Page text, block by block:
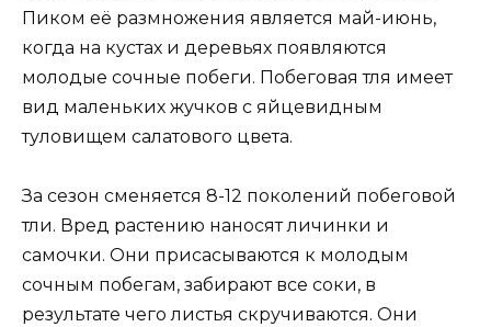
Пиком её размножения является май-июнь,
когда на кустах и деревьях появляются
молодые сочные побеги. Побеговая тля имеет
вид маленьких жучков с яйцевидным
туловищем салатового цвета.
За сезон сменяется 8-12 поколений побеговой
тли. Вред растению наносят личинки и
самочки. Они присасываются к молодым
сочным побегам, забирают все соки, в
результате чего листья скручиваются. Они